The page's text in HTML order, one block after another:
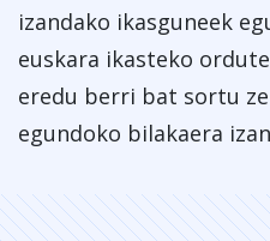
izandako ikasguneek
euskara ikasteko
eredu berri bat sortu
egundoko bilakaera